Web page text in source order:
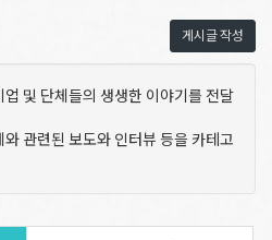
게시글 작성
및 단체들의 생생한 이야기를 전달
관련된 보도와 인터뷰 등을 카테고